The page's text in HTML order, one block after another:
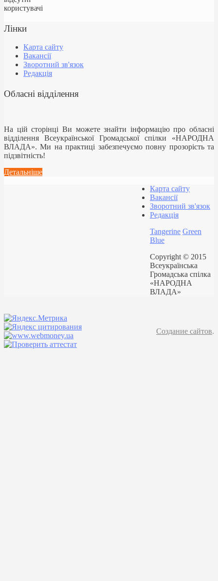
користувачі
Лінки
Карта сайту
Вакансії
Зворотний зв'язок
Редакція
Обласні відділення
На цій сторінці Ви можете знайти інформацію про обласні
відділення Всеукраїнської Громадської спілки «НАРОДНА
ВЛАДА». Ми на практиці забезпечуємо повну прозорість та
підзвітність!
Детальніше
Карта сайту
Вакансії
Зворотний зв'язок
Редакція
Tangerine Green
Blue
Copyright © 2015
Всеукраїнська
Громадська спілка
«НАРОДНА
ВЛАДА»
Создание сайтов.